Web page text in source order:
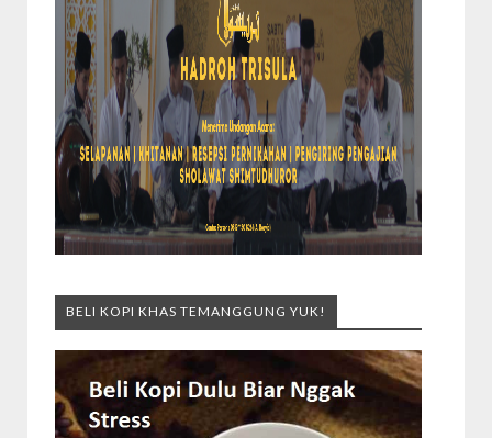
BELI KOPI KHAS TEMANGGUNG YUK!